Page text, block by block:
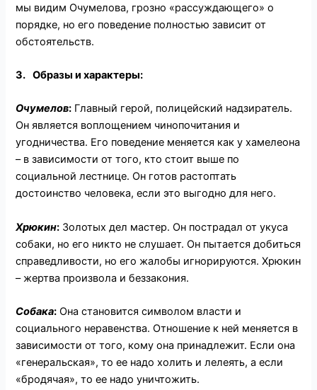
мы видим Очумелова, грозно «рассуждающего» о
порядке, но его поведение полностью зависит от
обстоятельств.
3. Образы и характеры:
Очумелов: Главный герой, полицейский надзиратель.
Он является воплощением чинопочитания и
угодничества. Его поведение меняется как у хамелеона
– в зависимости от того, кто стоит выше по
социальной лестнице. Он готов растоптать
достоинство человека, если это выгодно для него.
Хрюкин: Золотых дел мастер. Он пострадал от укуса
собаки, но его никто не слушает. Он пытается добиться
справедливости, но его жалобы игнорируются. Хрюкин
– жертва произвола и беззакония.
Собака: Она становится символом власти и
социального неравенства. Отношение к ней меняется в
зависимости от того, кому она принадлежит. Если она
«генеральская», то ее надо холить и лелеять, а если
«бродячая», то ее надо уничтожить.